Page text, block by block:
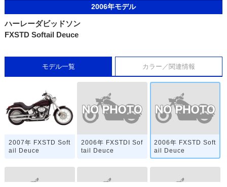
2006年モデル
ハーレーダビッドソン
FXSTD Softail Deuce
モデル一覧 カラー／関連情報
2007年 FXSTD Soft
ail Deuce
2006年 FXSTDI Sof
tail Deuce
2006年 FXSTD Soft
ail Deuce